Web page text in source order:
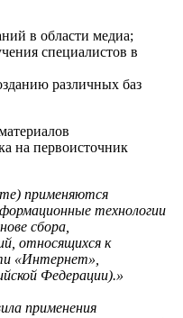
в области медиа;
специалистов в
различных баз
на первоисточник
применяются
технологии
сбора,
относящихся к
«Интернет»,
Федерации).»
применения